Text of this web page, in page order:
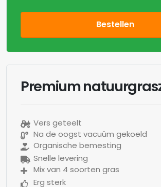
Bestellen
Premium
Vers geteelt
Na de oogst vacuüm gekoeld
Organische bemesting
Snelle levering
Mix van 4 soorten gras
Erg sterk